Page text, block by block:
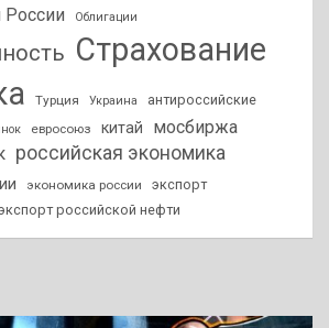
России Облигации
Страхование
Турция Украина
антироссийские
евросоюз китай
мосбиржа
российская экономика
экономика россии
экспорт
российской нефти